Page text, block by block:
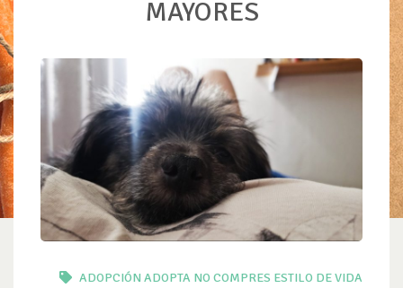
MAYORES
ADOPCIÓN ADOPTA NO COMPRES ESTILO DE VIDA